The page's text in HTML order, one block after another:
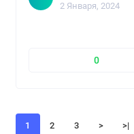
2 Января, 2024
0
1 2 3 > >|